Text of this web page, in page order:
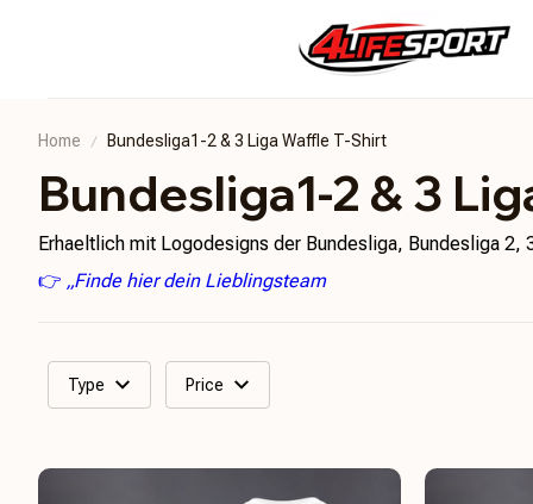
Home Bundesliga1-2 & 3 Liga Waffle T-Shirt
Bundesliga1-2 & 3
Erhaeltlich mit Logodesigns der Bundesliga, Bundesliga 2,
👉 „Finde hier dein Lieblingsteam
Type Price